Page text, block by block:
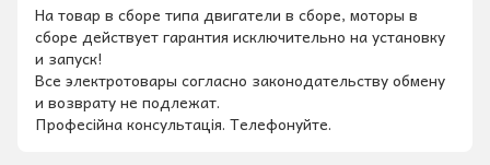
На товар в сборе типа двигатели в сборе, моторы в
сборе действует гарантия исключительно на установку
и запуск!
Все электротовары согласно законодательству обмену
и возврату не подлежат.
Професійна консультація. Телефонуйте.